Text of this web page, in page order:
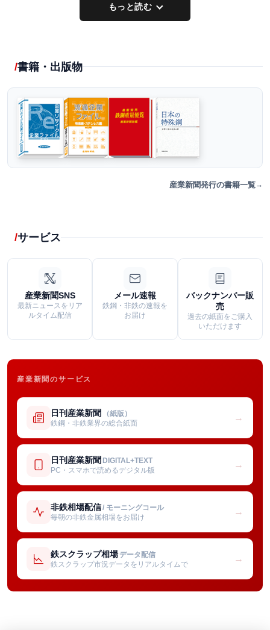
もっと読む
書籍・出版物
産業新聞発行の書籍一覧
サービス
産業新聞SNS
最新ニュースをリア
ルタイム配信
メール速報
鉄鋼・非鉄の速報を
お届け
バックナンバー販
売
過去の紙面をご購入
いただけます
産業新聞のサービス
日刊産業新聞 （紙版）
鉄鋼・非鉄業界の総合紙面
→
日刊産業新聞 DIGITAL+TEXT
PC・スマホで読めるデジタル版
→
非鉄相場配信/ モーニングコール
毎朝の非鉄金属相場をお届け
→
鉄スクラップ相場 データ配信
鉄スクラップ市況データをリアルタイムで
→